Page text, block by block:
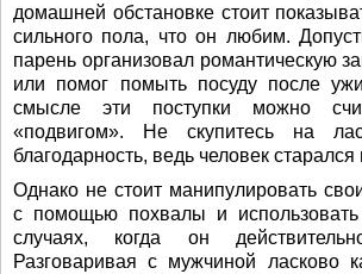
домашней обстановке стоит
сильного пола, что он любим.
парень организовал романтическую
или помог помыть посуду после
смысле эти поступки можно
«подвигом». Не скупитесь на
благодарность, ведь человек
Однако не стоит манипулировать
с помощью похвалы и
случаях, когда он
Разговаривая с мужчиной ласково